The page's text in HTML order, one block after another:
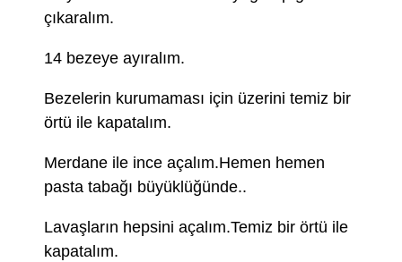
çıkaralım.
14 bezeye ayıralım.
Bezelerin kurumaması için üzerini temiz bir
örtü ile kapatalım.
Merdane ile ince açalım.Hemen hemen
pasta tabağı büyüklüğünde..
Lavaşların hepsini açalım.Temiz bir örtü ile
kapatalım.